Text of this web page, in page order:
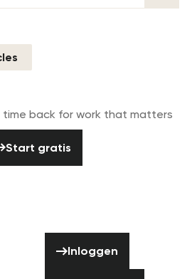
back for work that matters
Start gratis
Inloggen